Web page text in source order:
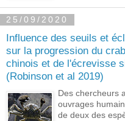
25/09/2020
Influence des seuils et
sur la progression du
chinois et de l'écrevisse
(Robinson et al 2019)
Des chercheurs
ouvrages
de deux des